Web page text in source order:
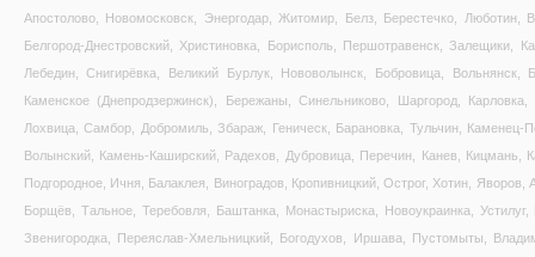
Апостолово, Новомосковск, Энергодар, Житомир, Белз, Берестечко,
Белгород-Днестровский, Христиновка, Борисполь, Першотравенск, Залещики,
Лебедин, Снигирёвка, Великий Бурлук, Нововолынск, Бобровица,
Каменское (Днепродзержинск), Бережаны, Синельниково, Шаргород,
Лохвица, Самбор, Добромиль, Збараж, Геническ, Барановка, Тульчин,
Волынский, Камень-Каширский, Радехов, Дубровица, Перечин, Канев,
Подгородное, Ичня, Балаклея, Виноградов, Кропивницкий, Острог, Хотин,
Борщёв, Тальное, Теребовля, Баштанка, Монастыриска, Новоукраинка,
Звенигородка, Переяслав-Хмельницкий, Богодухов, Иршава, Пустомыты,